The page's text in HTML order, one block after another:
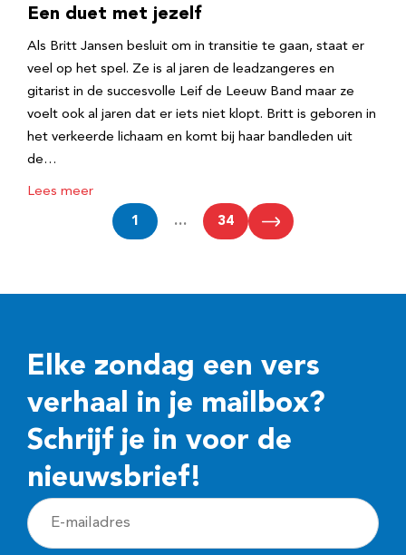
Een duet met jezelf
Als Britt Jansen besluit om in transitie te gaan, staat er
veel op het spel. Ze is al jaren de leadzangeres en
gitarist in de succesvolle Leif de Leeuw Band maar ze
voelt ook al jaren dat er iets niet klopt. Britt is geboren in
het verkeerde lichaam en komt bij haar bandleden uit
de…
Lees meer
1 … 34
Elke zondag een vers
verhaal in je mailbox?
Schrijf je in voor de
nieuwsbrief!
E
-